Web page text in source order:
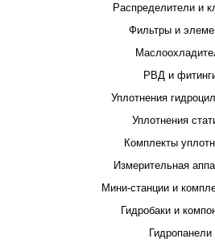
Распределители и
Фильтры и
РВД и
Уплотнения
Уплотнения
Комплекты
Измерительная
Мини-станции и
Гидробаки и
Гидропанели